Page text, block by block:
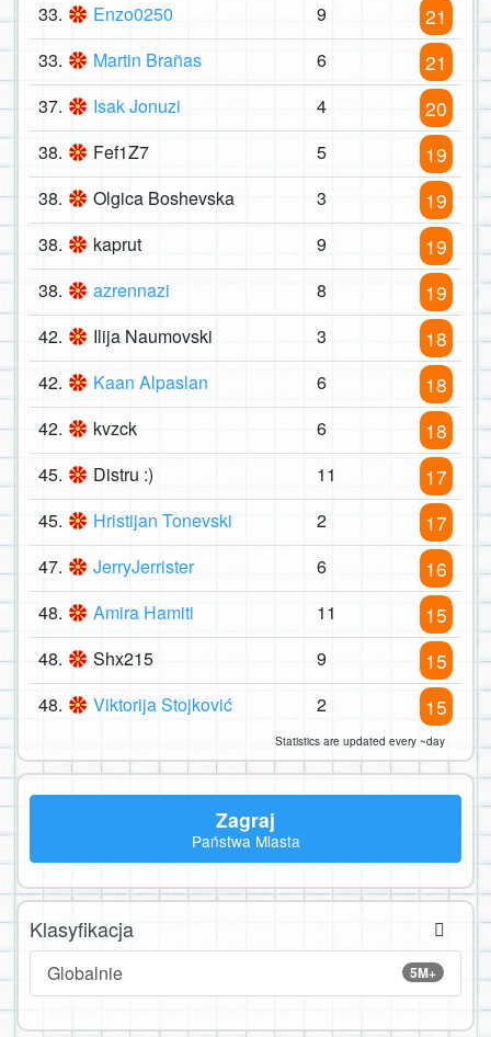
33. Enzo0250 9 21
33. Martin Brañas 6 21
37. Isak Jonuzi 4 20
38. Fef1Z7 5 19
38. Olgica Boshevska 3 19
38. kaprut 9 19
38. azrennazi 8 19
42. Ilija Naumovski 3 18
42. Kaan Alpaslan 6 18
42. kvzck 6 18
45. Distru :) 11 17
45. Hristijan Tonevski 2 17
47. JerryJerrister 6 16
48. Amira Hamiti 11 15
48. Shx215 9 15
48. Viktorija Stojković 2 15
Statistics are updated every ~day
Zagraj
Państwa Miasta
Klasyfikacja
5M+
Globalnie